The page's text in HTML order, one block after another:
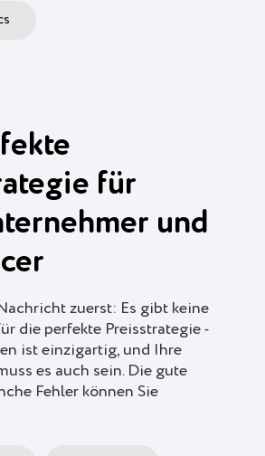
für
und
zuerst: Es gibt keine
die perfekte Preisstrategie -
ist einzigartig, und Ihre
es auch sein. Die gute
Fehler können Sie